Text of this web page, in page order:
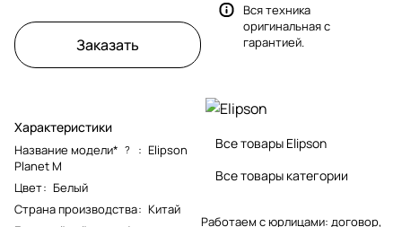
Заказать
Характеристики
Название модели* ? : Elipson
Planet M
Цвет: Белый
Страна производства: Китай
Вся техника
оригинальная с
гарантией.
Все товары Elipson
Все товары категории
Работаем с юрлицами: договор,